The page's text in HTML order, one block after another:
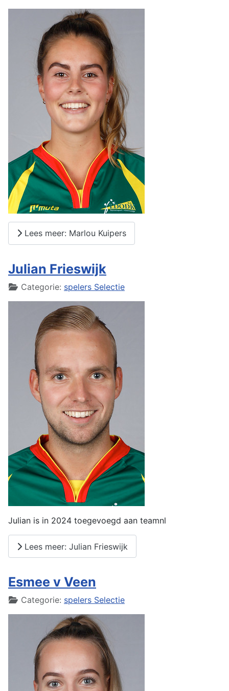
Lees meer: Marlou Kuipers
Julian Frieswijk
DetailsCategorie: spelers Selectie
Julian is in 2024 toegevoegd aan teamnl
Lees meer: Julian Frieswijk
Esmee v Veen
DetailsCategorie: spelers Selectie